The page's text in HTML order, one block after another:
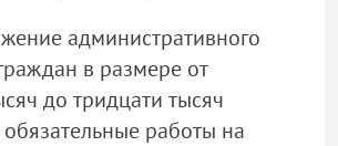
административного
в размере от
до тридцати тысяч
работы на